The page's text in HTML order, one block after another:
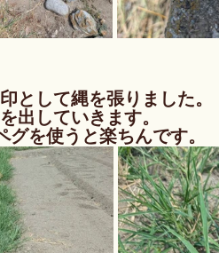
として縄を張りました。
出していきます。
グを使うと楽ちんです。